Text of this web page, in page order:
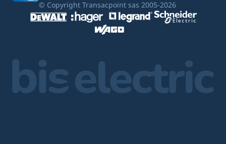
© Copyright Transacpoint sas 2005-2026